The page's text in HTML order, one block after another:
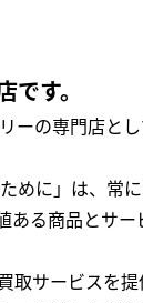
す。
の専門店と
めに」は、
る商品とサ
サービスを